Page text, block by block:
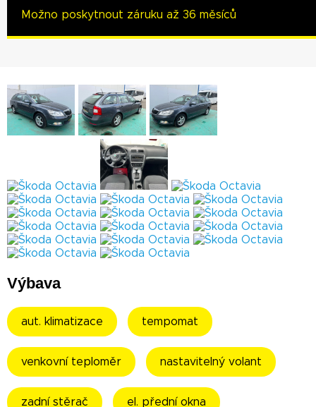
Možno poskytnout záruku až 36 měsíců
Výbava
aut. klimatizace tempomat
venkovní teploměr nastavitelný volant
zadní stěrač el. přední okna